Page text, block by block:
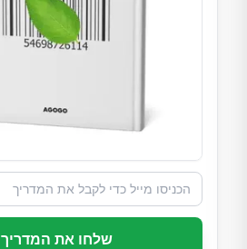
שלחו את המדריך